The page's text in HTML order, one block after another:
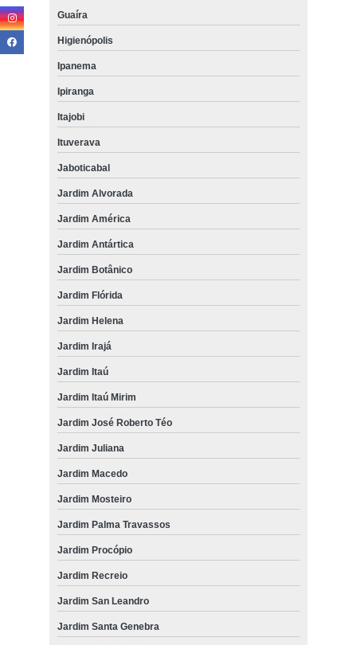
Guaíra
Higienópolis
Ipanema
Ipiranga
Itajobi
Ituverava
Jaboticabal
Jardim Alvorada
Jardim América
Jardim Antártica
Jardim Botânico
Jardim Flórida
Jardim Helena
Jardim Irajá
Jardim Itaú
Jardim Itaú Mirim
Jardim José Roberto Téo
Jardim Juliana
Jardim Macedo
Jardim Mosteiro
Jardim Palma Travassos
Jardim Procópio
Jardim Recreio
Jardim San Leandro
Jardim Santa Genebra